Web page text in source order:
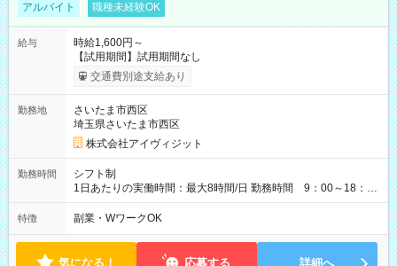
アルバイト 職種未経験OK
給与
時給1,600円～
【試用期間】試用期間なし
交通費別途支給あり
勤務地
さいたま市西区
埼玉県さいたま市西区
株式会社アイヴィジット
勤務時間
シフト制
1日あたりの実働時間：最大8時間/日 勤務時間 9：00～18：
00(実働8h、休憩1h) 土日祝含む週3日～OK、シフト制 ※もちろ
ん週5日勤務もOK♪ 勤務期間：2026年8月12日～9月9日※リスト
特徴 副業・WワークOK
気になる！ 応募する 詳細へ